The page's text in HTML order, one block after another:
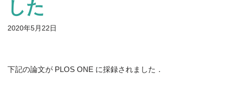
ッ
した
2020年5月22日
下記の論文が PLOS ONE に採録されました．